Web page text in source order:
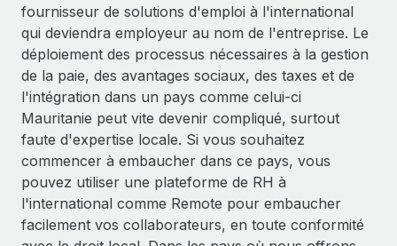
fournisseur de solutions d'emploi à l'international
qui deviendra employeur au nom de l'entreprise. Le
déploiement des processus nécessaires à la gestion
de la paie, des avantages sociaux, des taxes et de
l'intégration dans un pays comme celui-ci
Mauritanie peut vite devenir compliqué, surtout
faute d'expertise locale. Si vous souhaitez
commencer à embaucher dans ce pays, vous
pouvez utiliser une plateforme de RH à
l'international comme Remote pour embaucher
facilement vos collaborateurs, en toute conformité